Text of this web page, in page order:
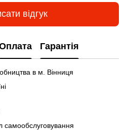
відгук
Гарантія
в м. Вінниця
самообслуговування